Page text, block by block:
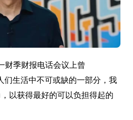
财季财报电话会议上曾
们生活中不可或缺的一部分，我
以获得最好的可以负担得起的